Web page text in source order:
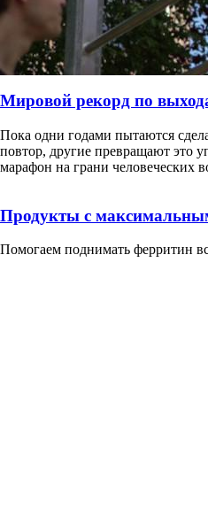
Мировой рекорд по
Пока одни годами пытаются
повтор, другие превращают это
марафон на грани человеческих
Продукты с
Помогаем поднимать ферритин